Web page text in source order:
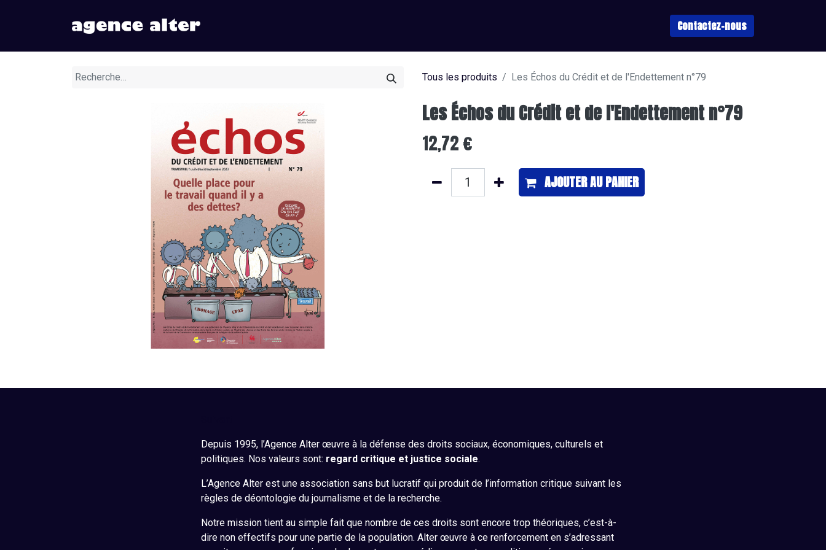
Contactez-nous
Tous les produits Les Échos du Crédit et de l'Endettement n°79
Les Échos du Crédit et de l'Endettement n°79
12,72€
AJOUTER ​AU PANIER
Depuis 1995, l’Agence Alter œuvre à la défense des droits sociaux, économiques, culturels et
politiques. Nos valeurs sont: regard critique et justice sociale.
L’Agence Alter est une association sans but lucratif qui produit de l’information critique suivant les
règles de déontologie du journalisme et de la recherche.
Notre mission tient au simple fait que nombre de ces droits sont encore trop théoriques, c’est-à-
dire non effectifs pour une partie de la population. Alter œuvre à ce renforcement en s’adressant